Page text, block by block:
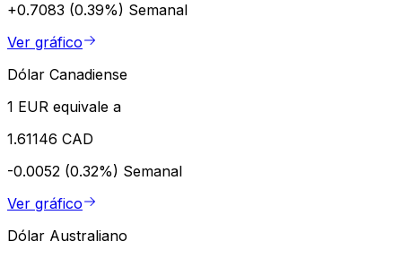
+0.7083 (0.39%) Semanal
Ver gráfico
Dólar Canadiense
1 EUR equivale a
1.61146 CAD
-0.0052 (0.32%) Semanal
Ver gráfico
Dólar Australiano